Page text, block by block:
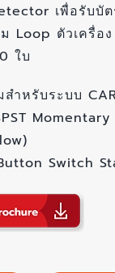
เพื่อรับบั
Loop ตัวเครื่อ
ใบ
ำหรับระบบ
Momentary
Switch